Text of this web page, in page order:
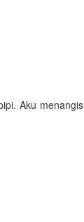
Aku menangis